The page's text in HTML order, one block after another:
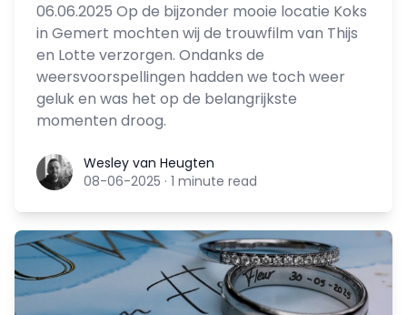
06.06.2025 Op de bijzonder mooie locatie Koks
in Gemert mochten wij de trouwfilm van Thijs
en Lotte verzorgen. Ondanks de
weersvoorspellingen hadden we toch weer
geluk en was het op de belangrijkste
momenten droog.
Wesley van Heugten
Wesley van Heugten
08-06-2025 · 1 minute read